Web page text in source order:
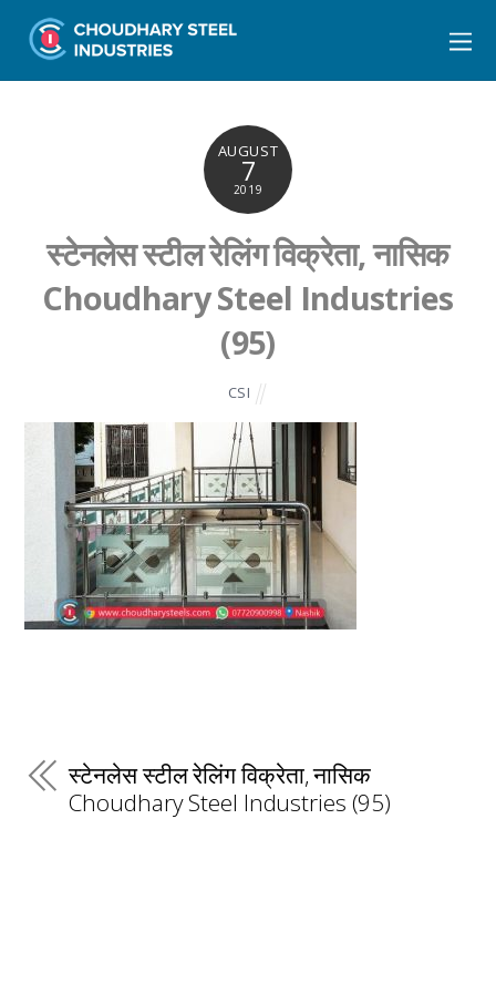
AUGUST
7
2019
स्टेनलेस स्टील रेलिंग विक्रेता, नासिक
Choudhary Steel Industries
(95)
CSI
स्टेनलेस स्टील रेलिंग विक्रेता, नासिक
Choudhary Steel Industries (95)